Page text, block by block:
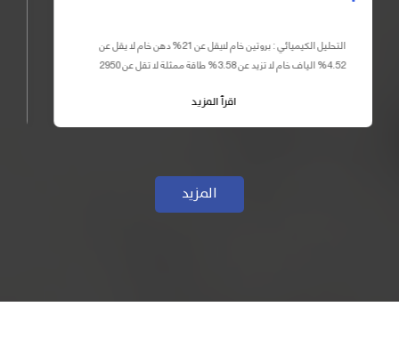
التحليل الكيميائي : بروتين خام لايقل عن 21% دهن خام لا يقل عن
4.52% الياف خام لا تزيد عن 3.58% طاقة ممثلة لا تقل عن 2950
اقرأ المزيد
المزيد